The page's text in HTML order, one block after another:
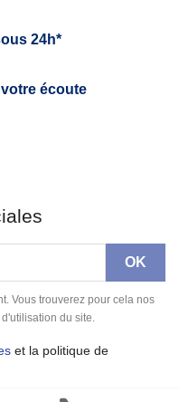
24h*
écoute
Vous trouverez pour cela nos
du site.
et la politique de